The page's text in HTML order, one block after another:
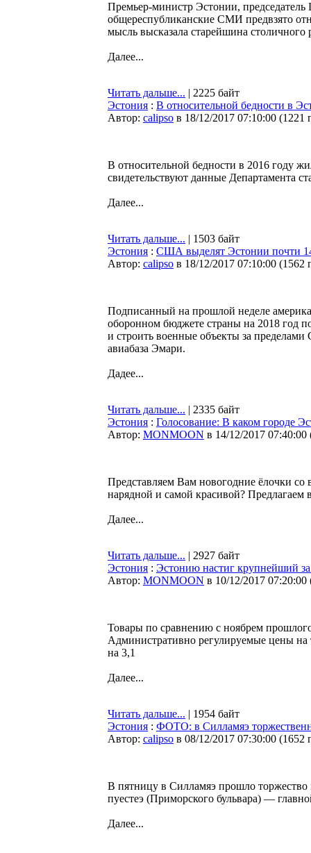
Премьер-министр Эстонии,
общереспубликанские СМИ предвзято
мысль высказала старейшина
Далее...
Читать дальше... | 2225 байт
Эстония : В относительной бедности в
Автор: calipso в 18/12/2017 07:10:00 (1221
В относительной бедности в 2016 году
свидетельствуют данные Департамента
Далее...
Читать дальше... | 1503 байт
Эстония : США выделят Эстонии почти 14
Автор: calipso в 18/12/2017 07:10:00 (1562
Подписанный на прошлой неделе
оборонном бюджете страны на 2018 год
и строить военные объекты за
авиабаза Эмари.
Дадее...
Читать дальше... | 2335 байт
Эстония : Голосование: В каком городе
Автор: MONMOON в 14/12/2017 07:40:00
Представляем Вам новогодние ёлочки
нарядной и самой красивой?
Далее...
Читать дальше... | 2927 байт
Эстония : Эстонию настиг крупнейший
Автор: MONMOON в 10/12/2017 07:20:00
Товары по сравнению с ноябрем
Административно регулируемые цены
на 3,1
Далее...
Читать дальше... | 1954 байт
Эстония : ФОТО: в Силламяэ
Автор: calipso в 08/12/2017 07:30:00 (1652
В пятницу в Силламяэ прошло
пуестеэ (Приморского бульвара) —
Далее...